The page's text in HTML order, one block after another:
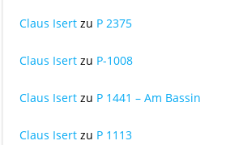
Claus Isert zu P 2375
Claus Isert zu P-1008
Claus Isert zu P 1441 – Am Bassin
Claus Isert zu P 1113